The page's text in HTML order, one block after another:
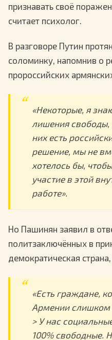
признавать своё
считает психолог.
В разговоре Путин
соломинку, напомнив о
пророссийских
«Некоторые, я
лишения свободы,
них есть
решение, мы не
хотелось бы,
участие в этой
работе».
Но Пашинян заявил в
политзаключённых в
демократическая
«Есть граждане,
Армении слишком
> У нас
100% свободные.